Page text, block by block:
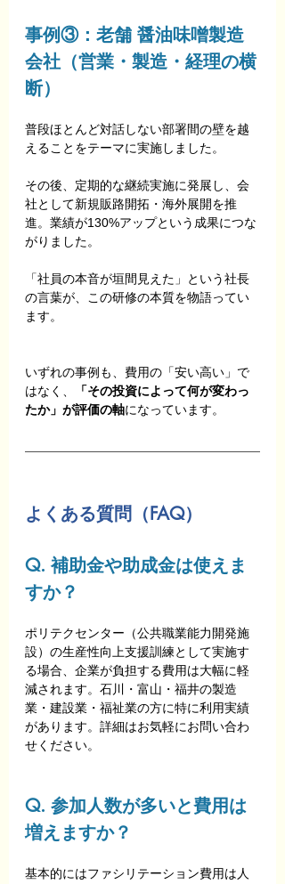
事例③：老舗 醤油味噌製造
会社（営業・製造・経理の横
断）
普段ほとんど対話しない部署間の壁を越
えることをテーマに実施しました。
その後、定期的な継続実施に発展し、会
社として新規販路開拓・海外展開を推
進。業績が130%アップという成果につな
がりました。
「社員の本音が垣間見えた」という社長
の言葉が、この研修の本質を物語ってい
ます。
いずれの事例も、費用の「安い高い」で
はなく、
「その投資によって何が変わっ
たか」が評価の軸になっています。
よくある質問（FAQ）
Q. 補助金や助成金は使えま
すか？
ポリテクセンター（公共職業能力開発施
設）の生産性向上支援訓練として実施す
る場合、企業が負担する費用は大幅に軽
減されます。石川・富山・福井の製造
業・建設業・福祉業の方に特に利用実績
があります。詳細はお気軽にお問い合わ
せください。
Q. 参加人数が多いと費用は
増えますか？
基本的にはファシリテーション費用は人